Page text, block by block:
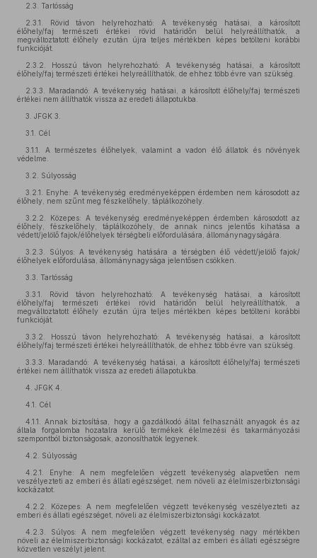
2.3. Tartósság
2.3.1. Rövid távon helyrehozható: A tevékenység hatásai, a károsított
élőhely/faj természeti értékei rövid határidőn belül helyreállíthatók, a
megváltoztatott élőhely ezután újra teljes mértékben képes betölteni korábbi
funkcióját.
2.3.2. Hosszú távon helyrehozható: A tevékenység hatásai, a károsított
élőhely/faj természeti értékei helyreállíthatók, de ehhez több évre van szükség.
2.3.3. Maradandó: A tevékenység hatásai, a károsított élőhely/faj természeti
értékei nem állíthatók vissza az eredeti állapotukba.
3. JFGK 3.
3.1. Cél
3.1.1. A természetes élőhelyek, valamint a vadon élő állatok és növények
védelme.
3.2. Súlyosság
3.2.1. Enyhe: A tevékenység eredményeképpen érdemben nem károsodott az
élőhely, nem szűnt meg fészkelőhely, táplálkozóhely.
3.2.2. Közepes: A tevékenység eredményeképpen érdemben károsodott az
élőhely, fészkelőhely, táplálkozóhely, de annak nincs jelentős kihatása a
védett/jelölő fajok/élőhelyek térségbeli előfordulására, állománynagyságára.
3.2.3. Súlyos: A tevékenység hatására a térségben élő védett/jelölő fajok/
élőhelyek előfordulása, állománynagysága jelentősen csökken.
3.3. Tartósság
3.3.1. Rövid távon helyrehozható: A tevékenység hatásai, a károsított
élőhely/faj természeti értékei rövid határidőn belül helyreállíthatók, a
megváltoztatott élőhely ezután újra teljes mértékben képes betölteni korábbi
funkcióját.
3.3.2. Hosszú távon helyrehozható: A tevékenység hatásai, a károsított
élőhely/faj természeti értékei helyreállíthatók, de ehhez több évre van szükség.
3.3.3. Maradandó: A tevékenység hatásai, a károsított élőhely/faj természeti
értékei nem állíthatók vissza az eredeti állapotukba.
4. JFGK 4.
4.1. Cél
4.1.1. Annak biztosítása, hogy a gazdálkodó által felhasznált anyagok és az
általa forgalomba hozatalra kerülő termékek élelmezési és takarmányozási
szempontból biztonságosak, azonosíthatók legyenek.
4.2. Súlyosság
4.2.1. Enyhe: A nem megfelelően végzett tevékenység alapvetően nem
veszélyezteti az emberi és állati egészséget, nem növeli az élelmiszerbiztonsági
kockázatot.
4.2.2. Közepes: A nem megfelelően végzett tevékenység veszélyezteti az
emberi és állati egészséget, növeli az élelmiszerbiztonsági kockázatot.
4.2.3. Súlyos: A nem megfelelően végzett tevékenység nagy mértékben
növeli az élelmiszerbiztonsági kockázatot, ezáltal az emberi és állati egészségre
közvetlen veszélyt jelent.